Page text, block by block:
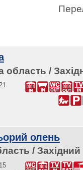
область /
олень
/ Західний